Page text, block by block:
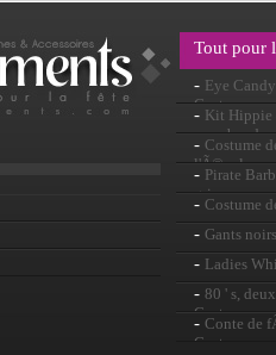
Tout pour
- Eye
Costume
- Kit Hippie
avec
- Costume
l'Ã©cole
- Pirate
gris
- Costume
- Gants
- Ladies
- 80 ' s,
Costume
- Conte de
Costume